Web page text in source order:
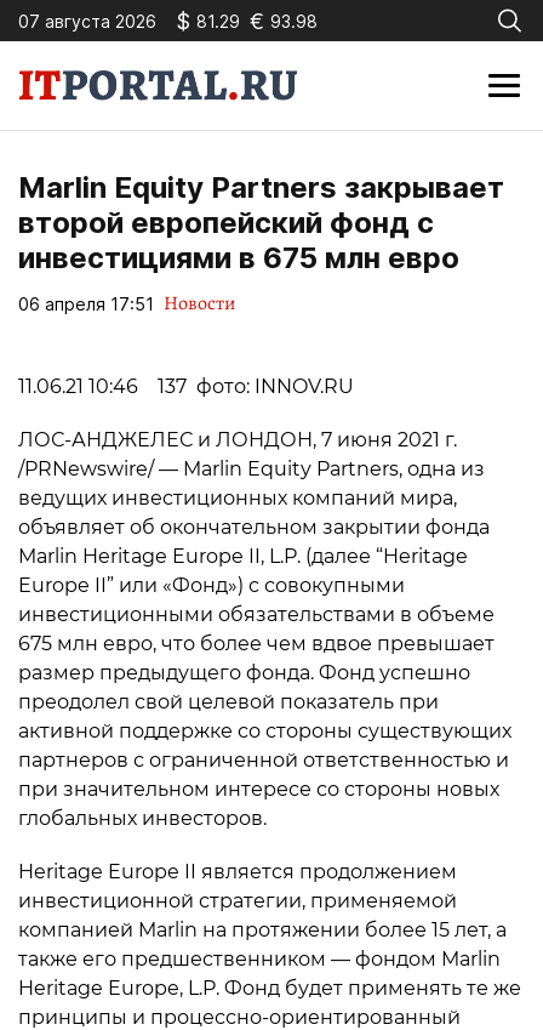
07 августа 2026 $ 81.29 € 93.98
Marlin Equity Partners закрывает
второй европейский фонд с
инвестициями в 675 млн евро
06 апреля 17:51 Новости
11.06.21 10:46 137 фото: INNOV.RU
ЛОС-АНДЖЕЛЕС и ЛОНДОН, 7 июня 2021 г.
/PRNewswire/ — Marlin Equity Partners, одна из
ведущих инвестиционных компаний мира,
объявляет об окончательном закрытии фонда
Marlin Heritage Europe II, L.P. (далее “Heritage
Europe II” или «Фонд») с совокупными
инвестиционными обязательствами в объеме
675 млн евро, что более чем вдвое превышает
размер предыдущего фонда. Фонд успешно
преодолел свой целевой показатель при
активной поддержке со стороны существующих
партнеров с ограниченной ответственностью и
при значительном интересе со стороны новых
глобальных инвесторов.
Heritage Europe II является продолжением
инвестиционной стратегии, применяемой
компанией Marlin на протяжении более 15 лет, а
также его предшественником — фондом Marlin
Heritage Europe, L.P. Фонд будет применять те же
принципы и процессно-ориентированный